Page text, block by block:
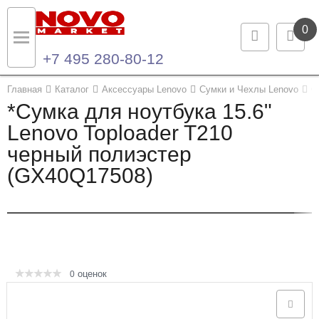
0
+7 495 280-80-12
Главная Каталог Аксессуары Lenovo Сумки и Чехлы Lenovo
*Сумка для ноутбука 15.6"
Lenovo Toploader T210
черный полиэстер
(GX40Q17508)
0 оценок
Назад
Каталог продукции
Ноутбуки и ультрабуки
Компьютеры
Опции и комплектующие
Назад
Контакты
Контактная информация